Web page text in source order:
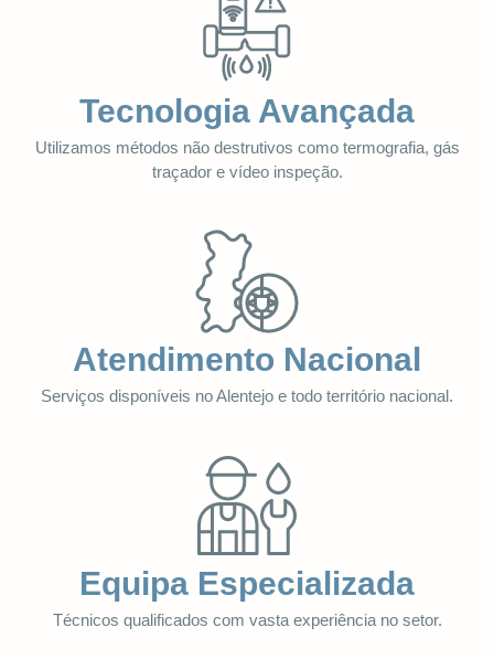
Tecnologia Avançada
Utilizamos métodos não destrutivos como termografia, gás
traçador e vídeo inspeção.
Atendimento Nacional
Serviços disponíveis no Alentejo e todo território nacional.
Equipa Especializada
Técnicos qualificados com vasta experiência no setor.